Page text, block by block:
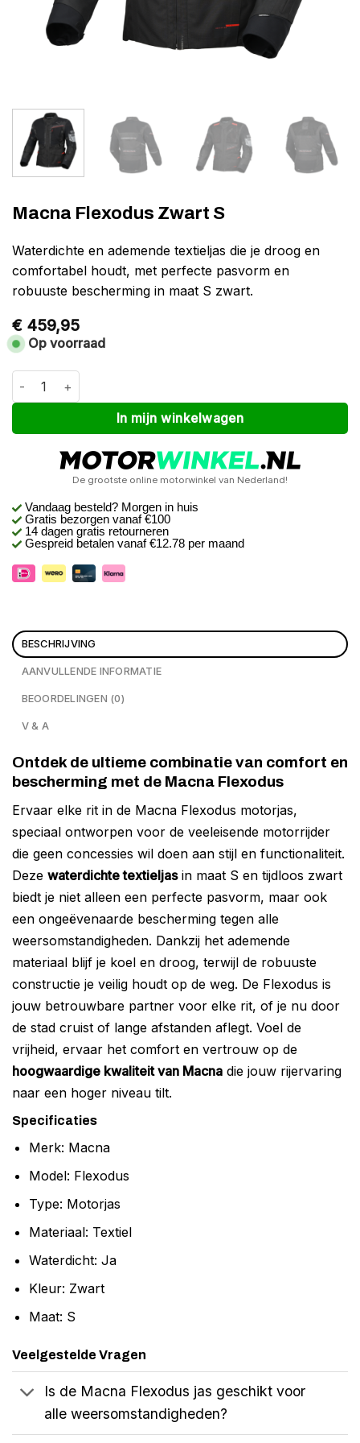
Macna Flexodus Zwart S
Waterdichte en ademende textieljas die je droog en
comfortabel houdt, met perfecte pasvorm en
robuuste bescherming in maat S zwart.
€ 459,95
Op voorraad
Macna Flexodus Zwart S aantal
In mijn winkelwagen
Alternative:
De grootste online motorwinkel van Nederland!
Vandaag besteld? Morgen in huis
Gratis bezorgen vanaf €100
14 dagen gratis retourneren
Gespreid betalen vanaf €12.78 per maand
BESCHRIJVING
AANVULLENDE INFORMATIE
BEOORDELINGEN (0)
V & A
Ontdek de ultieme combinatie van comfort en
bescherming met de Macna Flexodus
Ervaar elke rit in de Macna Flexodus motorjas,
speciaal ontworpen voor de veeleisende motorrijder
die geen concessies wil doen aan stijl en functionaliteit.
Deze waterdichte textieljasin maat S en tijdloos zwart
biedt je niet alleen een perfecte pasvorm, maar ook
een ongeëvenaarde bescherming tegen alle
weersomstandigheden. Dankzij het ademende
materiaal blijf je koel en droog, terwijl de robuuste
constructie je veilig houdt op de weg. De Flexodus is
jouw betrouwbare partner voor elke rit, of je nu door
de stad cruist of lange afstanden aflegt. Voel de
vrijheid, ervaar het comfort en vertrouw op de
hoogwaardige kwaliteit van Macna die jouw rijervaring
naar een hoger niveau tilt.
Specificaties
Merk: Macna
Model: Flexodus
Type: Motorjas
Materiaal: Textiel
Waterdicht: Ja
Kleur: Zwart
Maat: S
Veelgestelde Vragen
Is de Macna Flexodus jas geschikt voor
alle weersomstandigheden?